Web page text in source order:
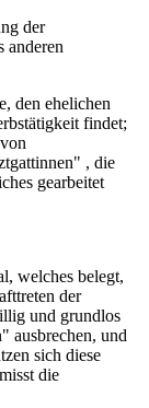
der
anderen
den ehelichen
findet;
, die
gearbeitet
welches belegt,
der
und grundlos
ausbrechen, und
sich diese
die